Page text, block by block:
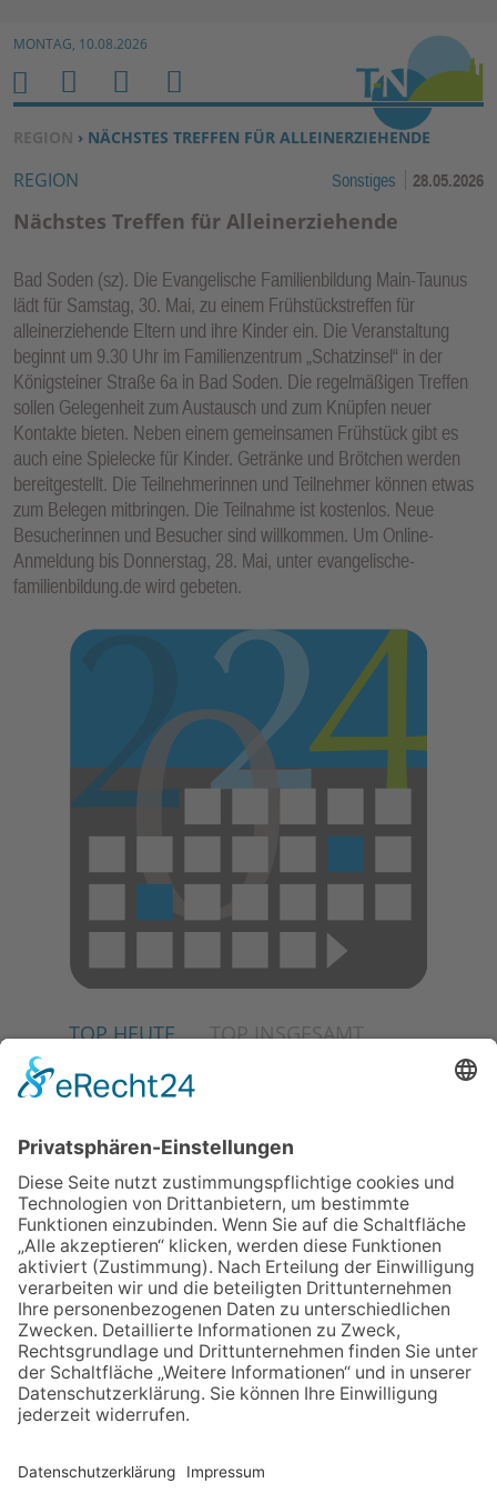
Zum Inhalt springen ↓
MONTAG, 10.08.2026
SIE BEFINDEN SICH HIER:
REGION › NÄCHSTES TREFFEN FÜR ALLEINERZIEHENDE
REGION Sonstiges 28.05.2026
Nächstes Treffen für Alleinerziehende
Bad Soden (sz). Die Evangelische Familienbildung Main-Taunus
lädt für Samstag, 30. Mai, zu einem Frühstückstreffen für
alleinerziehende Eltern und ihre Kinder ein. Die Veranstaltung
beginnt um 9.30 Uhr im Familienzentrum „Schatzinsel“ in der
Königsteiner Straße 6a in Bad Soden. Die regelmäßigen Treffen
sollen Gelegenheit zum Austausch und zum Knüpfen neuer
Kontakte bieten. Neben einem gemeinsamen Frühstück gibt es
auch eine Spielecke für Kinder. Getränke und Brötchen werden
bereitgestellt. Die Teilnehmerinnen und Teilnehmer können etwas
zum Belegen mitbringen. Die Teilnahme ist kostenlos. Neue
Besucherinnen und Besucher sind willkommen. Um Online-
Anmeldung bis Donnerstag, 28. Mai, unter evangelische-
familienbildung.de wird gebeten.
TOP HEUTE TOP INSGESAMT
02.07.2026
04.06.2026
Junge Musiker erringen Sieg
beim Mendelssohn-
Wettbewerb
23.07.2026
Partnerschaftsverein
Kronberg-Aberystwyth feiert
30-Jähriges
13.05.2026
GEWINNSPIEL
06.08.2026
„Die Globale Märchenstraße“:
Workshopreihe in der
Stadtbücherei
H
O
M
E
M
E
N
U
S
U
E
B
E
T
E
R
F
U
N
K
TI
O
N
E
N